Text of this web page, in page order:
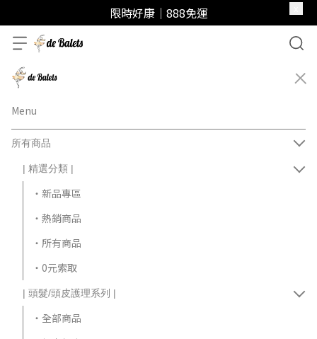
限時好康｜888免運
Menu
所有商品
| 精選分類 |
‧新品專區
‧熱銷商品
‧所有商品
‧0元索取
| 頭髮/頭皮護理系列 |
‧全部商品